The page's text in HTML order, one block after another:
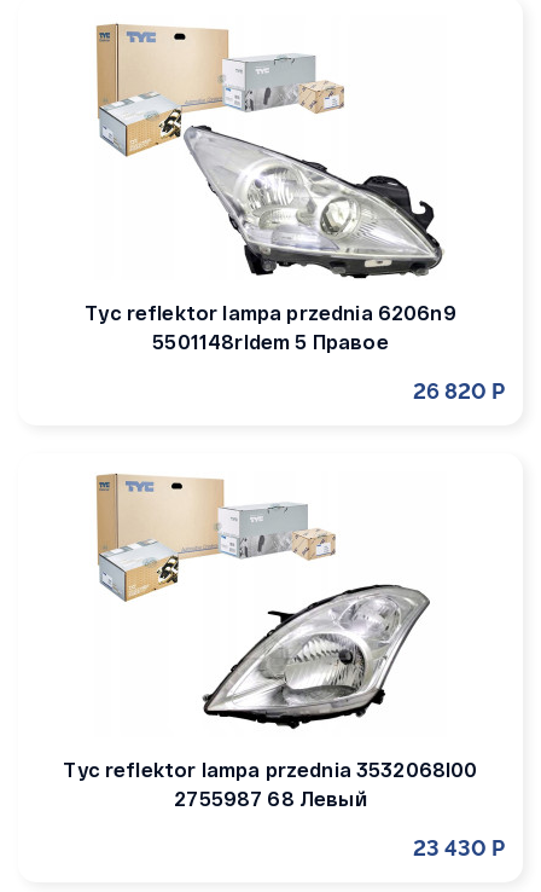
Tyc reflektor lampa przednia 6206n9
5501148rldem 5 Правое
26 820 Р
Tyc reflektor lampa przednia 3532068l00
2755987 68 Левый
23 430 Р